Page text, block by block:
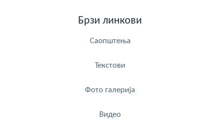
Брзи линкови
Саопштења
Текстови
Фото галерија
Видео